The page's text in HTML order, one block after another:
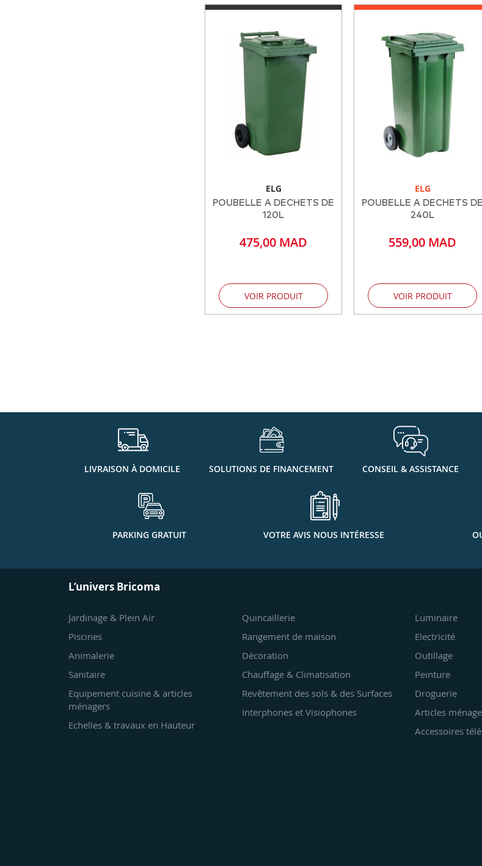
ELG
POUBELLE A DECHETS DE
120L
475,00 MAD
VOIR PRODUIT
ELG
POUBELLE A DECHETS DE
240L
559,00 MAD
VOIR PRODUIT
LIVRAISON À DOMICILE SOLUTIONS DE FINANCEMENT CONSEIL & ASSISTANCE
PARKING GRATUIT VOTRE AVIS NOUS INTÉRESSE
L’univers Bricoma
Jardinage & Plein Air
Piscines
Animalerie
Sanitaire
Equipement cuisine & articles
ménagers
Echelles & travaux en Hauteur
Quincaillerie
Rangement de maison
Décoration
Chauffage & Climatisation
Revêtement des sols & des Surfaces
Interphones et Visiophones
Luminaire
Electricité
Outillage
Peinture
Droguerie
Articles
Accessoires